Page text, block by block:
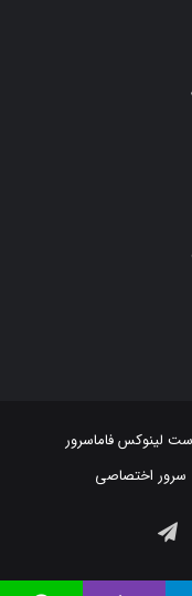
لینوکسفاماسرور
سرور اختصاصی